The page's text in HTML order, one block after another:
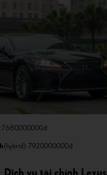
: 7.680.000.000.đ
(hybrid): 7.920.000.000.đ
Dịch vụ tài chính Lexus